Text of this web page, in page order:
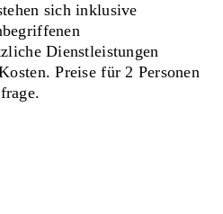
sich inklusive
Dienstleistungen
Preise für 2 Personen